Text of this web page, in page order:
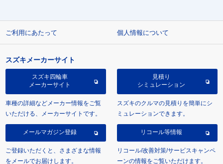
ご利用にあたって 個人情報について
スズキメーカーサイト
スズキ四輪車
メーカーサイト
車種の詳細などメーカー情報をご覧
いただける、メーカーサイトです。
見積り
シミュレーション
スズキのクルマの見積りを簡単にシ
ミュレーションできます。
メールマガジン登録
ご登録いただくと、さまざまな情報
をメールでお届けします。
リコール等情報
リコール/改善対策/サービスキャンペ
ーンの情報をご覧いただけます。